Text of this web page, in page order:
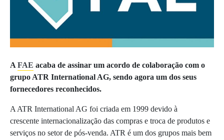
A FAE acaba de assinar um acordo de colaboração com o
grupo ATR International AG, sendo agora um dos seus
fornecedores reconhecidos.
A ATR International AG foi criada em 1999 devido à
crescente internacionalização das compras e troca de produtos e
serviços no setor de pós-venda. ATR é um dos grupos mais bem